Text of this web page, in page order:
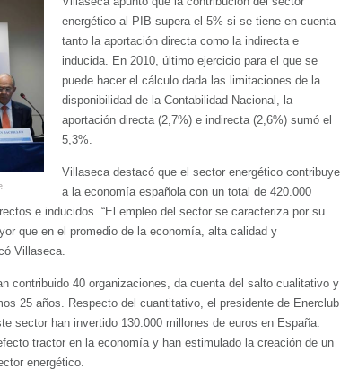
energético al PIB supera el 5% si se tiene en cuenta
tanto la aportación directa como la indirecta e
inducida. En 2010, último ejercicio para el que se
puede hacer el cálculo dada las limitaciones de la
disponibilidad de la Contabilidad Nacional, la
aportación directa (2,7%) e indirecta (2,6%) sumó el
5,3%.
Villaseca destacó que el sector energético contribuye
a la economía española con un total de 420.000
e inducidos. “El empleo del sector se caracteriza por su
que en el promedio de la economía, alta calidad y
Villaseca.
contribuido 40 organizaciones, da cuenta del salto cualitativo y
25 años. Respecto del cuantitativo, el presidente de Enerclub
sector han invertido 130.000 millones de euros en España.
tractor en la economía y han estimulado la creación de un
energético.